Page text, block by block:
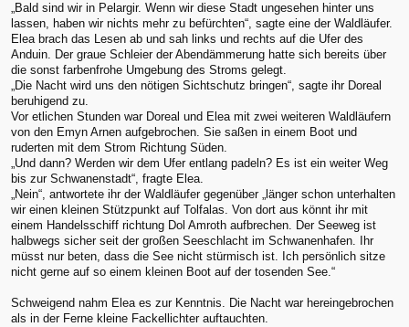
„Bald sind wir in Pelargir. Wenn wir diese Stadt ungesehen hinter uns
lassen, haben wir nichts mehr zu befürchten“, sagte eine der Waldläufer.
Elea brach das Lesen ab und sah links und rechts auf die Ufer des
Anduin. Der graue Schleier der Abendämmerung hatte sich bereits über
die sonst farbenfrohe Umgebung des Stroms gelegt.
„Die Nacht wird uns den nötigen Sichtschutz bringen“, sagte ihr Doreal
beruhigend zu.
Vor etlichen Stunden war Doreal und Elea mit zwei weiteren Waldläufern
von den Emyn Arnen aufgebrochen. Sie saßen in einem Boot und
ruderten mit dem Strom Richtung Süden.
„Und dann? Werden wir dem Ufer entlang padeln? Es ist ein weiter Weg
bis zur Schwanenstadt“, fragte Elea.
„Nein“, antwortete ihr der Waldläufer gegenüber „länger schon unterhalten
wir einen kleinen Stützpunkt auf Tolfalas. Von dort aus könnt ihr mit
einem Handelsschiff richtung Dol Amroth aufbrechen. Der Seeweg ist
halbwegs sicher seit der großen Seeschlacht im Schwanenhafen. Ihr
müsst nur beten, dass die See nicht stürmisch ist. Ich persönlich sitze
nicht gerne auf so einem kleinen Boot auf der tosenden See.“
Schweigend nahm Elea es zur Kenntnis. Die Nacht war hereingebrochen
als in der Ferne kleine Fackellichter auftauchten.